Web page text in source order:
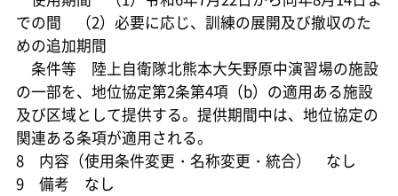
での間 （2）必要に応じ、訓練の展開及び撤収のた
めの追加期間
条件等 陸上自衛隊北熊本大矢野原中演習場の施設
の一部を、地位協定第2条第4項（b）の適用ある施設
及び区域として提供する。提供期間中は、地位協定の
関連ある条項が適用される。
8 内容（使用条件変更・名称変更・統合） なし
9 備考 なし